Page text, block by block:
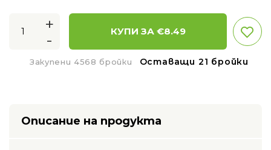
+
-
КУПИ ЗА €8.49
Закупени 4568 бройки Оставащи 21 бройки
Описание на продукта